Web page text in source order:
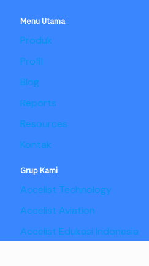
Menu Utama
Produk
Profil
Blog
Reports
Resources
Kontak
Grup Kami
Accelist Technology
Accelist Aviation
Accelist Edukasi Indonesia